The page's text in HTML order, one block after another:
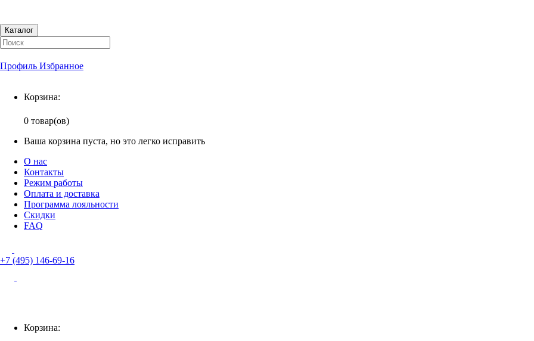
Каталог
Профиль Избранное
Корзина:
0 товар(ов)
Ваша корзина пуста, но это легко исправить
О нас
Контакты
Режим работы
Оплата и доставка
Программа лояльности
Скидки
FAQ
+7 (495) 146-69-16
Корзина: